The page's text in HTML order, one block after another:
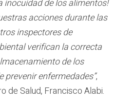
inocuidad de los alimentos!
acciones durante las
inspectores de
verifican la correcta
de los
prevenir enfermedades”,
de Salud, Francisco Alabi.